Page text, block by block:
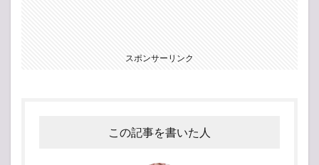
スポンサーリンク
この記事を書いた人